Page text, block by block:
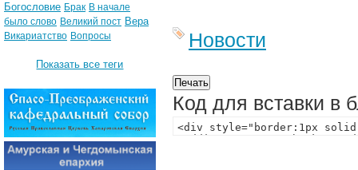
Новости
Код для вставки в
Богословие Брак В начале
было слово Великий пост Вера
Викариатство Вопросы
Показать все теги